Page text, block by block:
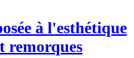
à l'esthétique
remorques